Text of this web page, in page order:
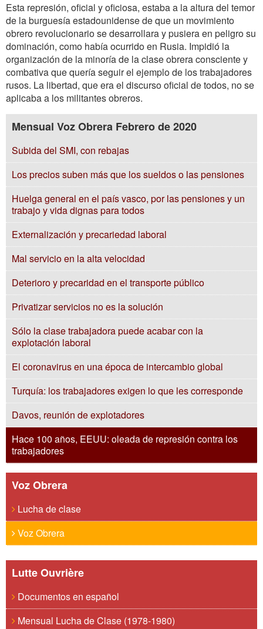
Esta represión, oficial y oficiosa, estaba a la altura del temor
de la burguesía estadounidense de que un movimiento
obrero revolucionario se desarrollara y pusiera en peligro su
dominación, como había ocurrido en Rusia. Impidió la
organización de la minoría de la clase obrera consciente y
combativa que quería seguir el ejemplo de los trabajadores
rusos. La libertad, que era el discurso oficial de todos, no se
aplicaba a los militantes obreros.
Mensual Voz Obrera Febrero de 2020
Subida del SMI, con rebajas
Los precios suben más que los sueldos o las pensiones
Huelga general en el país vasco, por las pensiones y un
trabajo y vida dignas para todos
Externalización y precariedad laboral
Mal servicio en la alta velocidad
Deterioro y precaridad en el transporte público
Privatizar servicios no es la solución
Sólo la clase trabajadora puede acabar con la
explotación laboral
El coronavirus en una época de intercambio global
Turquía: los trabajadores exigen lo que les corresponde
Davos, reunión de explotadores
Hace 100 años, EEUU: oleada de represión contra los
trabajadores
Voz Obrera
Lucha de clase
Voz Obrera
Lutte Ouvrière
Documentos en español
Mensual Lucha de Clase (1978-1980)